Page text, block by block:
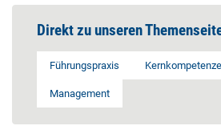
Direkt zu unseren
Führungspraxis
Management